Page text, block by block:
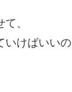
、
けばいい